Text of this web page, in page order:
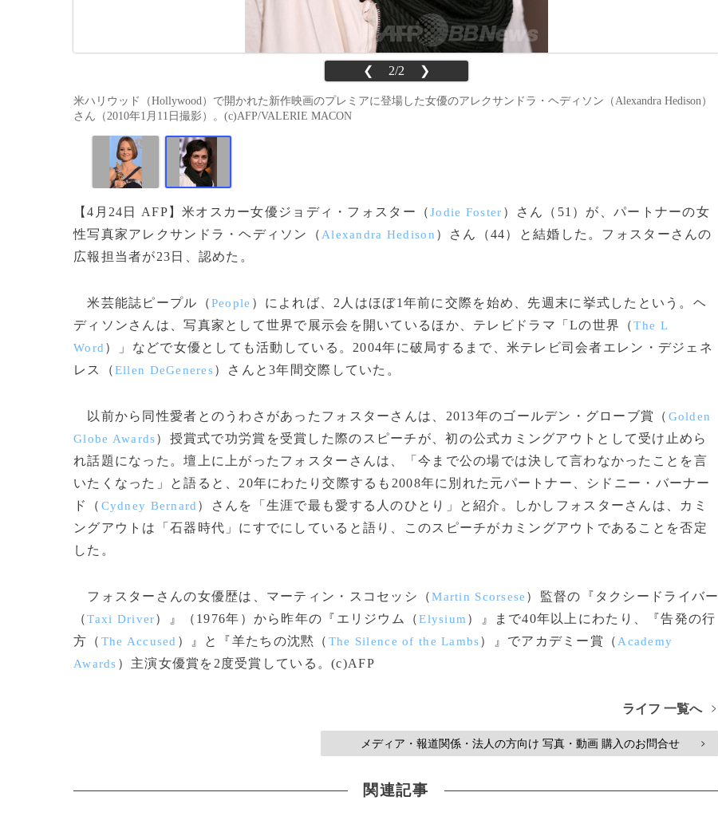
❮ 2/2 ❯
米ハリウッド（Hollywood）で開かれた新作映画のプレミアに登場した女優のアレクサンドラ・ヘディソン（Alexandra Hedison）
さん（2010年1月11日撮影）。(c)AFP/VALERIE MACON
【4月24日 AFP】米オスカー女優ジョディ・フォスター（Jodie Foster ）さん（51）が、パートナーの女
性写真家アレクサンドラ・ヘディソン（ Alexandra Hedison ）さん（44）と結婚した。フォスターさんの
広報担当者が23日、認めた。
米芸能誌ピープル（People ）によれば、2人はほぼ1年前に交際を始め、先週末に挙式したという。ヘ
ディソンさんは、写真家として世界で展示会を開いているほか、テレビドラマ「Lの世界（The L
Word ）」などで女優としても活動している。2004年に破局するまで、米テレビ司会者エレン・デジェネ
レス（Ellen DeGeneres）さんと3年間交際していた。
以前から同性愛者とのうわさがあったフォスターさんは、2013年のゴールデン・グローブ賞（ Golden
Globe Awards）授賞式で功労賞を受賞した際のスピーチが、初の公式カミングアウトとして受け止めら
れ話題になった。壇上に上がったフォスターさんは、「今まで公の場では決して言わなかったことを言
いたくなった」と語ると、20年にわたり交際するも2008年に別れた元パートナー、シドニー・バーナー
ド（ Cydney Bernard ）さんを「生涯で最も愛する人のひとり」と紹介。しかしフォスターさんは、カミ
ングアウトは「石器時代」にすでにしていると語り、このスピーチがカミングアウトであることを否定
した。
フォスターさんの女優歴は、マーティン・スコセッシ（Martin Scorsese ）監督の『タクシードライバー
（Taxi Driver）』（1976年）から昨年の『エリジウム（Elysium ）』まで40年以上にわたり、『告発の行
方（ The Accused ）』と『羊たちの沈黙（ The Silence of the Lambs）』でアカデミー賞（ Academy
Awards ）主演女優賞を2度受賞している。(c)AFP
ライフ 一覧へ >
メディア・報道関係・法人の方向け 写真・動画 購入のお問合せ >
関連記事